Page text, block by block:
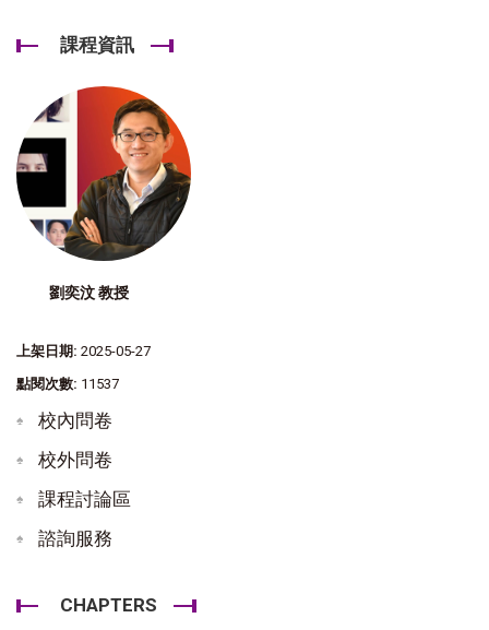
課程資訊
劉奕汶 教授
上架日期: 2025-05-27
點閱次數: 11537
校內問卷
校外問卷
課程討論區
諮詢服務
CHAPTERS